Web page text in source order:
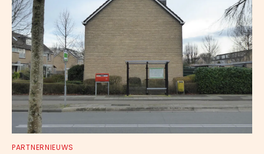
PARTNERNIEUWS